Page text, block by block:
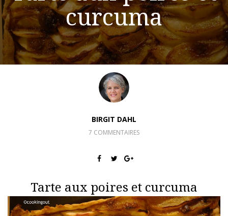
curcuma
BIRGIT DAHL
7 COMMENTAIRES
Tarte aux poires et curcuma